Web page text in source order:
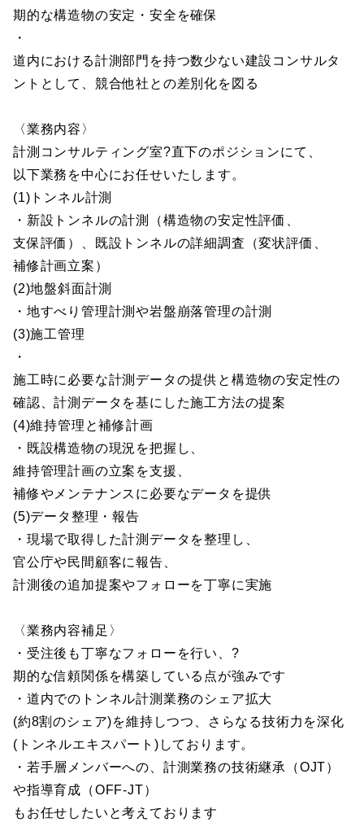
期的な構造物の安定・安全を確保
・
道内における計測部門を持つ数少ない建設コンサルタ
ントとして、競合他社との差別化を図る
〈業務内容〉
計測コンサルティング室?直下のポジションにて、
以下業務を中心にお任せいたします。
(1)トンネル計測
・新設トンネルの計測（構造物の安定性評価、
支保評価）、既設トンネルの詳細調査（変状評価、
補修計画立案）
(2)地盤斜面計測
・地すべり管理計測や岩盤崩落管理の計測
(3)施工管理
・
施工時に必要な計測データの提供と構造物の安定性の
確認、計測データを基にした施工方法の提案
(4)維持管理と補修計画
・既設構造物の現況を把握し、
維持管理計画の立案を支援、
補修やメンテナンスに必要なデータを提供
(5)データ整理・報告
・現場で取得した計測データを整理し、
官公庁や民間顧客に報告、
計測後の追加提案やフォローを丁寧に実施
〈業務内容補足〉
・受注後も丁寧なフォローを行い、?
期的な信頼関係を構築している点が強みです
・道内でのトンネル計測業務のシェア拡大
(約8割のシェア)を維持しつつ、さらなる技術力を深化
(トンネルエキスパート)しております。
・若手層メンバーへの、計測業務の技術継承（OJT）
や指導育成（OFF-JT）
もお任せしたいと考えております